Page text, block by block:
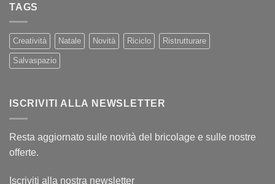
TAGS
Creatività Natale Novità Riciclo Ristrutturare
Salvaspazio
ISCRIVITI ALLA NEWSLETTER
Resta aggiornato sulle novità del bricolage e sulle nostre
offerte.
Iscriviti alla nostra newsletter